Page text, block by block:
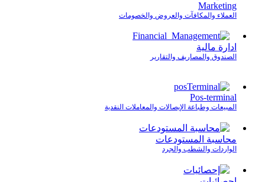
Marketing
العملاء والمكافآت والعروض والخصومات
ادارة مالية
الصندوق والمصاريف والتقارير
Pos-terminal
المبيعات وطباعة الإيصالات والمعاملات النقدية
محاسبة المستودعات
الواردات والشطب والجرد